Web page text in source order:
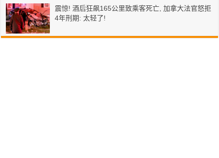
震惊! 酒后狂飙165公里致乘客死亡, 加拿大法官怒拒
4年刑期: 太轻了!